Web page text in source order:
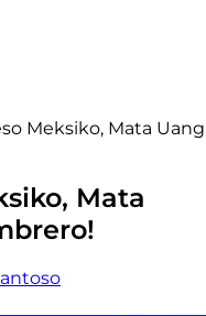
Meksiko, Mata Uang
Mata